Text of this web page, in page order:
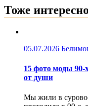
Тоже интересно
05.07.2026
15 фото моды 90-
от души
Мы жили в